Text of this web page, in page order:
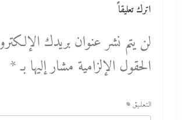
اترك تعليقاً
لن يتم نشر عنوان بريدك
الحقول الإلزامية مشار إليها بـ*
التعليق *